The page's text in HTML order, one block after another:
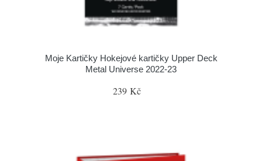
Moje Kartičky Hokejové kartičky Upper Deck
Metal Universe 2022-23
239 Kč